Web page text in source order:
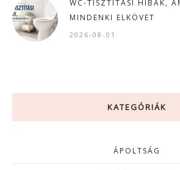
WC-TISZTÍTÁSI HIBÁK,
MINDENKI ELKÖVET
2026-08-01
KATEGÓRIÁK
ÁPOLTSÁG